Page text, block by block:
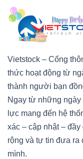
Vietstock – Cổng
thức hoạt động từ
thành người bạn
Ngay từ những
lực mang đến hệ
xác – cập nhật –
rộng và tự tin đưa ra
mình.